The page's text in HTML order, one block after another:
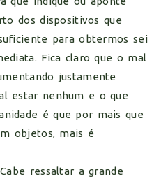
dos dispositivos que
para obtermos sei
Fica claro que o mal
justamente
estar nenhum e o que
é que por mais que
objetos, mais é
ressaltar a grande